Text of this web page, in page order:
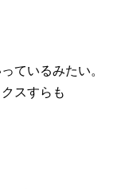
ているみたい。
スすらも